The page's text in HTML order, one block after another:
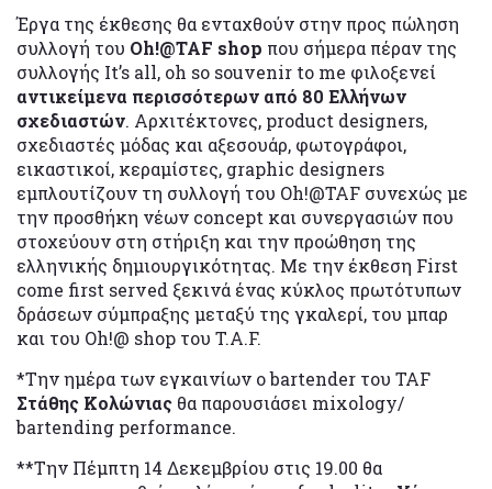
Έργα της έκθεσης θα ενταχθούν στην προς πώληση
συλλογή του Oh!@TAF shop που σήμερα πέραν της
συλλογής It’s all, oh so souvenir to me φιλοξενεί
αντικείμενα περισσότερων από 80 Ελλήνων
σχεδιαστών. Αρχιτέκτονες, product designers,
σχεδιαστές μόδας και αξεσουάρ, φωτογράφοι,
εικαστικοί, κεραμίστες, graphic designers
εμπλουτίζουν τη συλλογή του Oh!@TAF συνεχώς με
την προσθήκη νέων concept και συνεργασιών που
στοχεύουν στη στήριξη και την προώθηση της
ελληνικής δημιουργικότητας. Με την έκθεση First
come first served ξεκινά ένας κύκλος πρωτότυπων
δράσεων σύμπραξης μεταξύ της γκαλερί, του μπαρ
και του Oh!@ shop του T.A.F.
*Την ημέρα των εγκαινίων ο bartender του TAF
Στάθης Κολώνιας θα παρουσιάσει mixology/
bartending performance.
**Την Πέμπτη 14 Δεκεμβρίου στις 19.00 θα